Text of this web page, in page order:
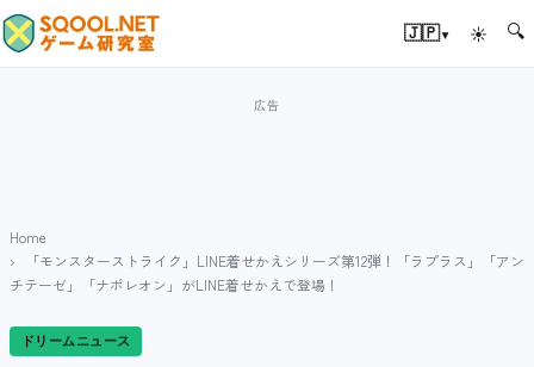
🇯🇵▾ ☀ 🔍
Home
「モンスターストライク」LINE着せかえシリーズ第12弾！「ラプラス」「アン
チテーゼ」「ナポレオン」がLINE着せかえで登場！
ドリームニュース